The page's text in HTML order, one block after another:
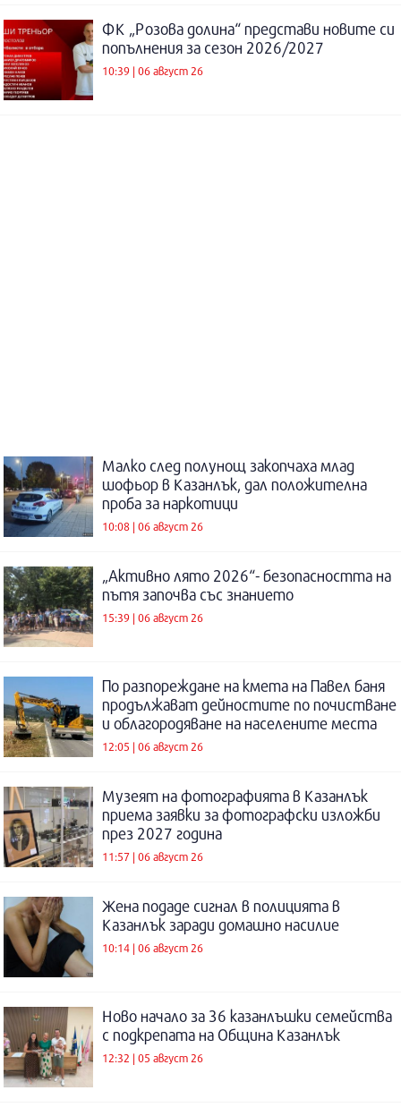
ФК „Розова долина“ представи новите си
попълнения за сезон 2026/2027
10:39 | 06 август 26
Малко след полунощ закопчаха млад
шофьор в Казанлък, дал положителна
проба за наркотици
10:08 | 06 август 26
„Активно лято 2026“- безопасността на
пътя започва със знанието
15:39 | 06 август 26
По разпореждане на кмета на Павел баня
продължават дейностите по почистване
и облагородяване на населените места
12:05 | 06 август 26
Музеят на фотографията в Казанлък
приема заявки за фотографски изложби
през 2027 година
11:57 | 06 август 26
Жена подаде сигнал в полицията в
Казанлък заради домашно насилие
10:14 | 06 август 26
Ново начало за 36 казанлъшки семейства
с подкрепата на Община Казанлък
12:32 | 05 август 26